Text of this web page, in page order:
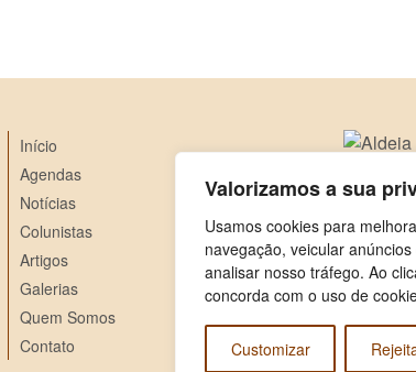
Valorizamos a sua
Usamos cookies para
navegação, veicular
analisar nosso tráfego. Ao
concorda com o uso de
Customizar
Início
Agendas
Notícias
Colunistas
Artigos
Galerias
Quem Somos
Contato